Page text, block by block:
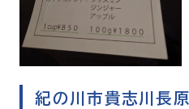
紀の川市貴志川長原